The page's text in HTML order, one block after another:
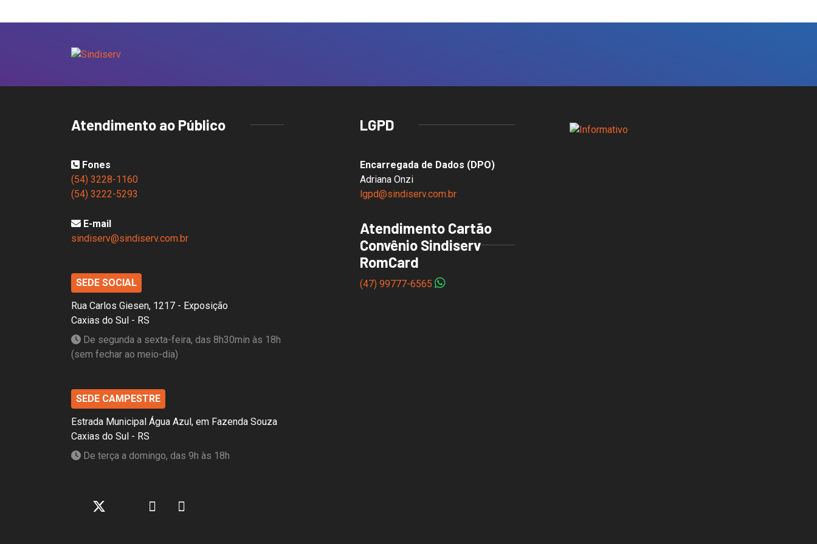
Atendimento ao Público
Fones
(54) 3228-1160
(54) 3222-5293
E-mail
sindiserv@sindiserv.com.br
SEDE SOCIAL
Rua Carlos Giesen, 1217 - Exposição
Caxias do Sul - RS
De segunda a sexta-feira, das 8h30min às 18h
(sem fechar ao meio-dia)
SEDE CAMPESTRE
Estrada Municipal Água Azul, em Fazenda Souza
Caxias do Sul - RS
De terça a domingo, das 9h às 18h
LGPD
Encarregada de Dados (DPO)
Adriana Onzi
lgpd@sindiserv.com.br
Atendimento Cartão
Convênio Sindiserv
RomCard
(47) 99777-6565